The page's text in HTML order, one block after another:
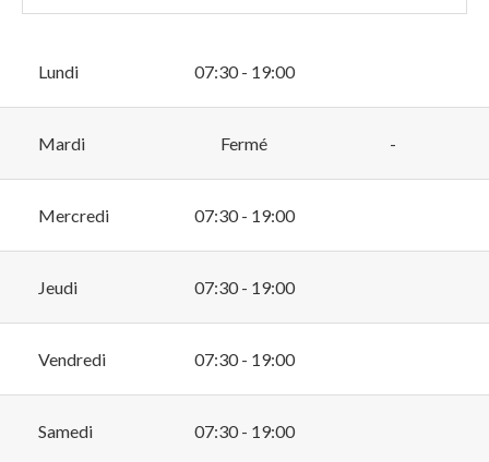
Lundi 07:30 - 19:00
Mardi Fermé -
Mercredi 07:30 - 19:00
Jeudi 07:30 - 19:00
Vendredi 07:30 - 19:00
Samedi 07:30 - 19:00